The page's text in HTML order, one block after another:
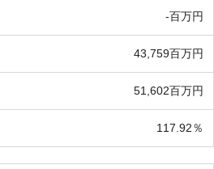
-百万円
43,759百万円
51,602百万円
117.92％